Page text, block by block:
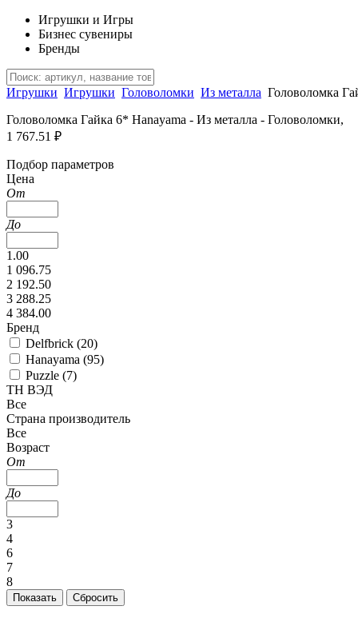
Игрушки и Игры
Бизнес сувениры
Бренды
Игрушки Игрушки Головоломки Из металла Головоломка
Головоломка Гайка 6* Hanayama - Из металла - Головоломки,
1 767.51 ₽
Подбор параметров
Цена
От
До
1.00
1 096.75
2 192.50
3 288.25
4 384.00
Бренд
Delfbrick (20)
Hanayama (95)
Puzzle (7)
ТН ВЭД
Все
Страна производитель
Все
Возраст
От
До
3
4
6
7
8